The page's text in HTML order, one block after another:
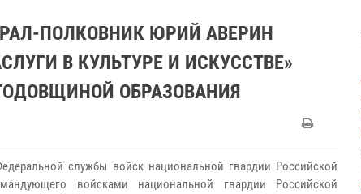
ПОЛКОВНИК ЮРИЙ АВЕРИН
В КУЛЬТУРЕ И ИСКУССТВЕ»
ОБРАЗОВАНИЯ
службы войск национальной гвардии Российской
войсками национальной гвардии Российской